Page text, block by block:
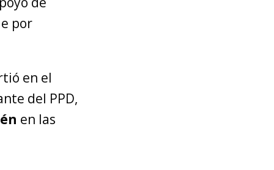
por
en el
del PPD,
en las